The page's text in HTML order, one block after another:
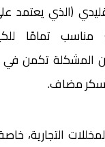
(الذي يعتمد
مناسب تمامًا
المشكلة تكمن في
سكر مضاف.
التجارية،